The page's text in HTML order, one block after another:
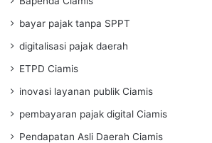
bayar pajak tanpa SPPT
digitalisasi pajak daerah
ETPD Ciamis
inovasi layanan publik Ciamis
pembayaran pajak digital Ciamis
Pendapatan Asli Daerah Ciamis